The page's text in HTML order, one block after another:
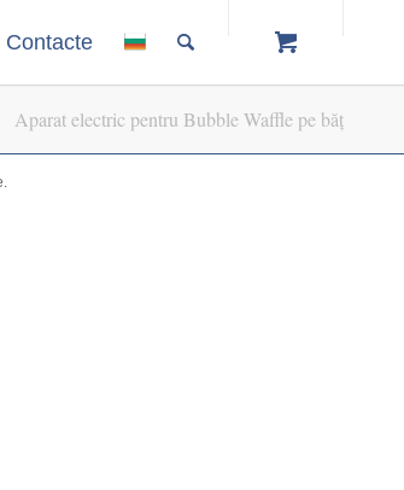
Contacte
Aparat electric pentru Bubble Waffle pe băț